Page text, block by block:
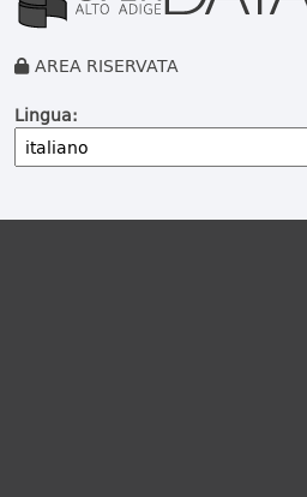
AREA RISERVATA
Lingua